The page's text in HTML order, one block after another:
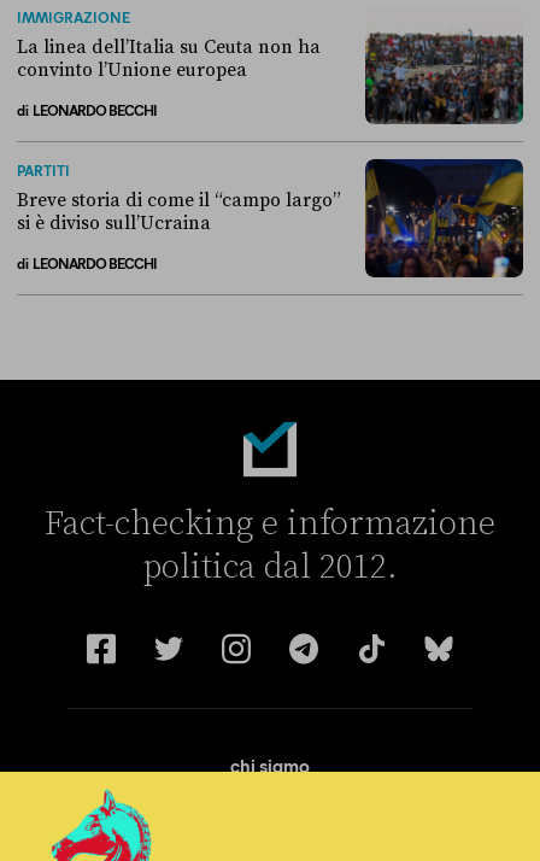
IMMIGRAZIONE
La linea dell’Italia su Ceuta non ha
convinto l’Unione europea
di LEONARDO BECCHI
PARTITI
Breve storia di come il “campo largo”
si è diviso sull’Ucraina
di LEONARDO BECCHI
Fact-checking e informazione
politica dal 2012.
chi siamo